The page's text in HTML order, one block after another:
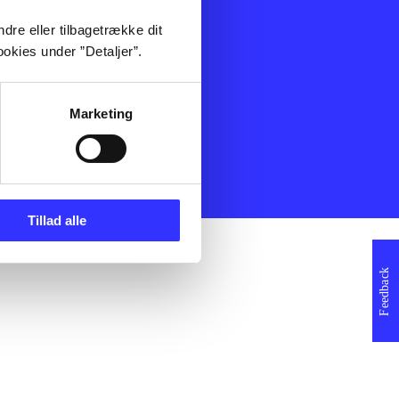
eller tilbagetrække dit
under ”Detaljer”.
Marketing
Tillad alle
Feedback
Film
Musik